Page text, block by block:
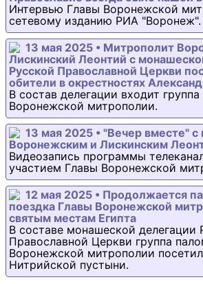
Интервью Главы Воронежской
сетевому изданию РИА "Воронеж".
13 мая 2025 • Митрополит
Лискинский Леонтий с
Русской Православной Церкви
обители в окрестностях
В состав делегации входит
Воронежской митрополии.
13 мая 2025 • "Вечер вместе"
Воронежским и Лискинским
Видеозапись программы
участием Главы Воронежской
12 мая 2025 • Продолжается
поездка Главы Воронежской
святым местам Египта
В составе монашеской делегации
Православной Церкви группа
Воронежской митрополии
Нитрийской пустыни.